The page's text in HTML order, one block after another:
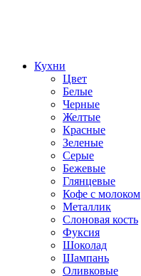
Кухни
Цвет
Белые
Черные
Желтые
Красные
Зеленые
Серые
Бежевые
Глянцевые
Кофе с молоком
Металлик
Слоновая кость
Фуксия
Шоколад
Шампань
Оливковые